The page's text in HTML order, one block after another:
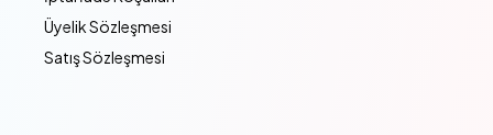
Üyelik Sözleşmesi
Satış Sözleşmesi